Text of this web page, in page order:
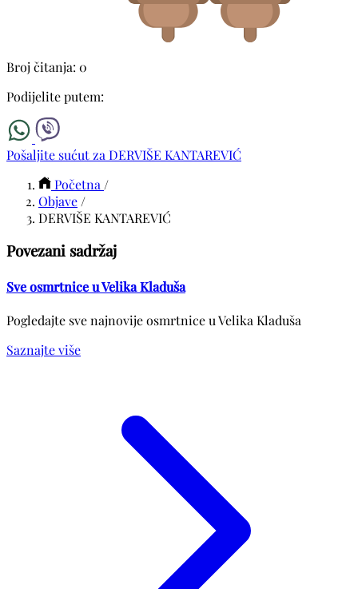
Broj čitanja: 0
Podijelite putem:
Pošaljite sućut za DERVIŠE KANTAREVIĆ
Početna /
Objave /
DERVIŠE KANTAREVIĆ
Povezani sadržaj
Sve osmrtnice u Velika Kladuša
Pogledajte sve najnovije osmrtnice u Velika Kladuša
Saznajte više